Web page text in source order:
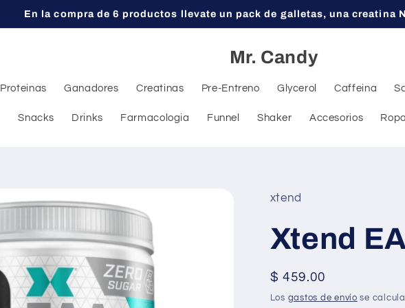
En la compra de 6 productos llevate un pack de galletas, una creatina
Mr. Candy
Proteinas Ganadores Creatinas Pre-Entreno Glycerol Caffeina
Snacks Drinks Farmacologia Funnel Shaker Accesorios Ropa
xtend
Xtend
Precio
habitual
$ 459.00
Los gastos de envío se